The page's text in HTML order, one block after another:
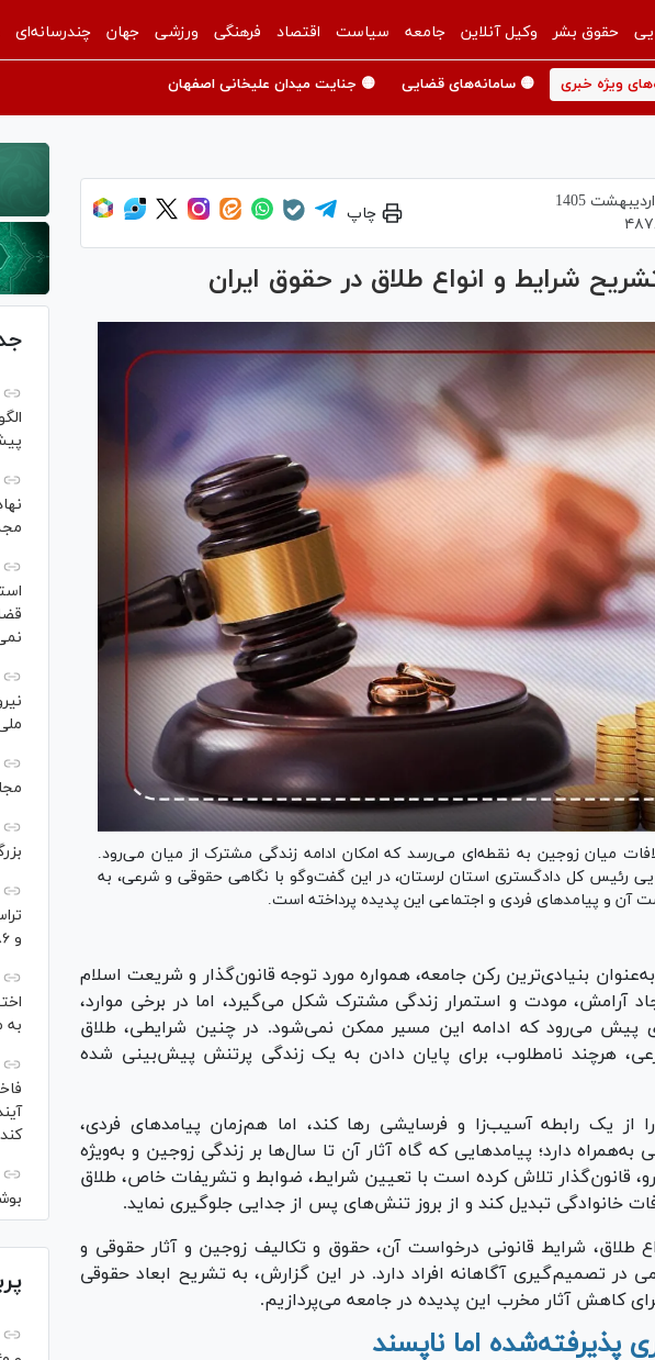
حقوق بشر وکیل آنلاین جامعه سیاست اقتصاد فرهنگی ورزشی جهان چندرسانه‌ای
ویژه خبری 🟡 سامانه‌های قضایی 🟡 جنایت میدان علیخانی اصفهان
چاپ
شرایط و انواع طلاق در حقوق ایران
میان زوجین به نقطه‌ای می‌رسد که امکان ادامه زندگی مشترک از میان می‌رود.
رئیس کل دادگستری استان لرستان، در این گفت‌و‌گو با نگاهی حقوقی و شرعی، به
آن و پیامد‌های فردی و اجتماعی این پدیده پرداخته است.
به‌عنوان بنیادی‌ترین رکن جامعه، همواره مورد توجه قانون‌گذار و شریعت اسلام
آرامش، مودت و استمرار زندگی مشترک شکل می‌گیرد، اما در برخی موارد،
پیش می‌رود که ادامه این مسیر ممکن نمی‌شود. در چنین شرایطی، طلاق
هرچند نامطلوب، برای پایان دادن به یک زندگی پرتنش پیش‌بینی شده
از یک رابطه آسیب‌زا و فرسایشی رها کند، اما هم‌زمان پیامد‌های فردی،
به‌همراه دارد؛ پیامد‌هایی که گاه آثار آن تا سال‌ها بر زندگی زوجین و به‌ویژه
قانون‌گذار تلاش کرده است با تعیین شرایط، ضوابط و تشریفات خاص، طلاق
خانوادگی تبدیل کند و از بروز تنش‌های پس از جدایی جلوگیری نماید.
طلاق، شرایط قانونی درخواست آن، حقوق و تکالیف زوجین و آثار حقوقی و
در تصمیم‌گیری آگاهانه افراد دارد. در این گزارش، به تشریح ابعاد حقوقی
کاهش آثار مخرب این پدیده در جامعه می‌پردازیم.
پذیرفته‌شده اما ناپسند
و ۸۶ واحد آپارتمان
کند
بوشهر/ ۶۲ درصد